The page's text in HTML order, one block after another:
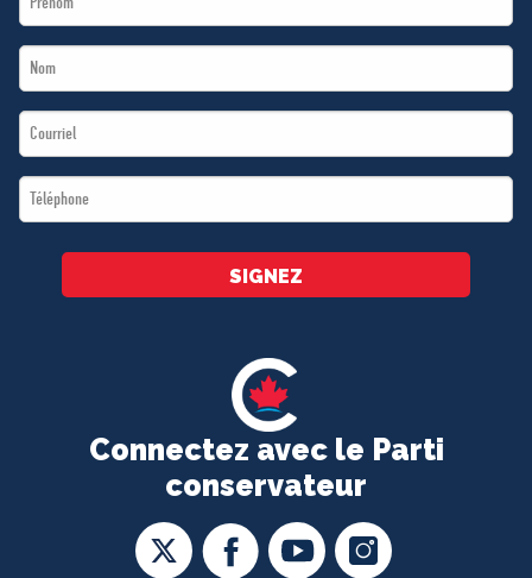
Connectez avec le Parti
conservateur
Name
Last
Name
Email
*
Téléphone
*
SIGNEZ